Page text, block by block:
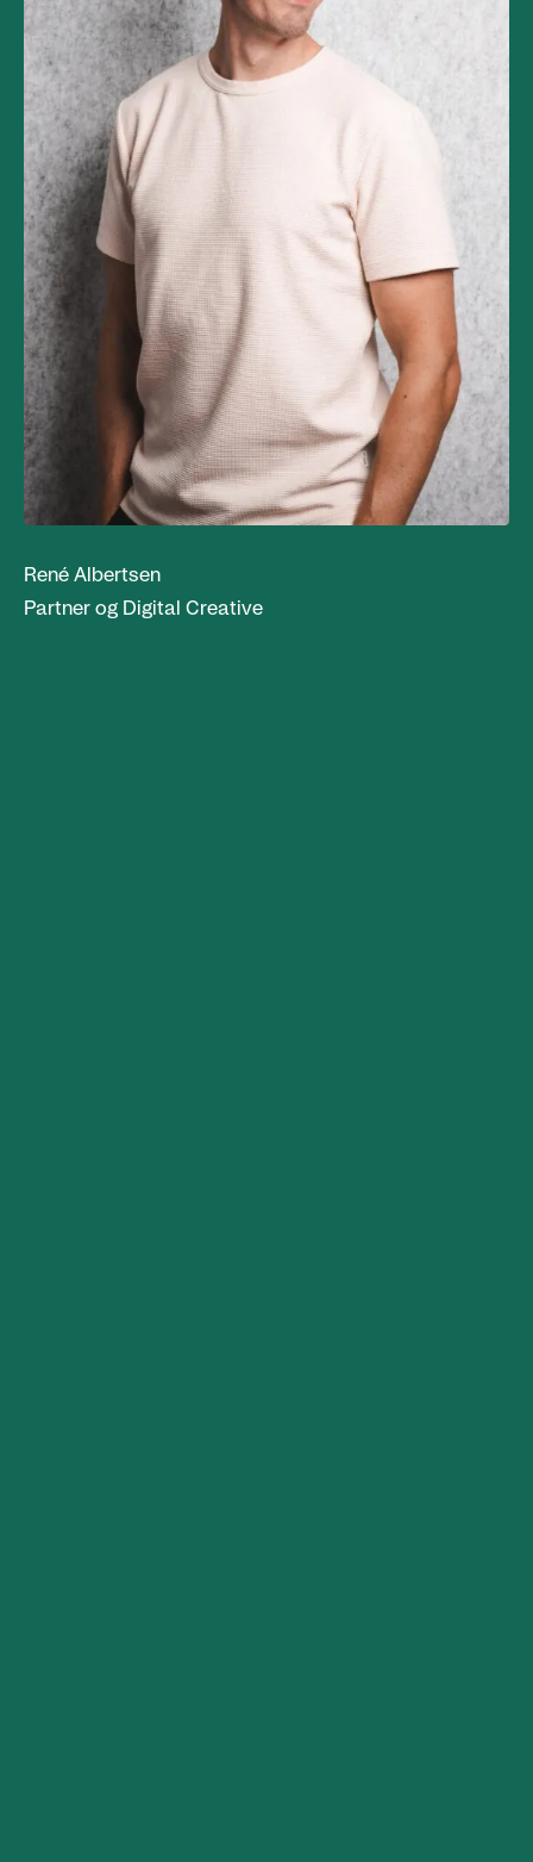
René Albertsen
Partner og Digital Creative